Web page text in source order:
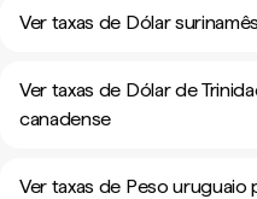
Ver taxas de Dólar
Ver taxas de Dólar de
canadense
Ver taxas de Peso uruguaio